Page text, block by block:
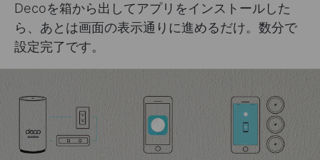
Decoを箱から出してアプリをインストールした
ら、あとは画面の表示通りに進めるだけ。数分で
設定完了です。